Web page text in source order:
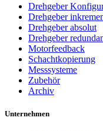
Drehgeber
Drehgeber
Drehgeber absolut
Drehgeber
Motorfeedback
Schachtkopierung
Messsysteme
Zubehör
Archiv
Unternehmen